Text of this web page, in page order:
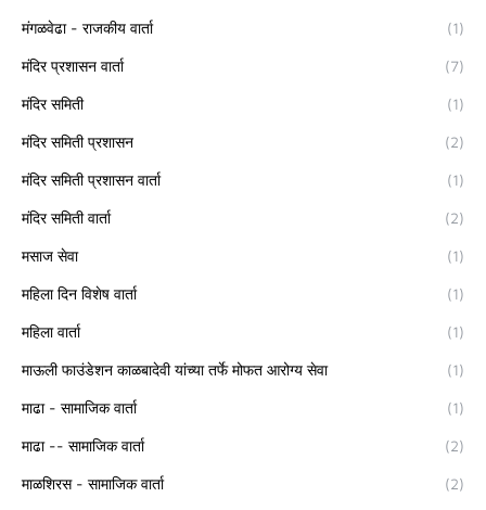
मंगळवेढा - राजकीय वार्ता (1)
मंदिर प्रशासन वार्ता (7)
मंदिर समिती (1)
मंदिर समिती प्रशासन (2)
मंदिर समिती प्रशासन वार्ता (1)
मंदिर समिती वार्ता (2)
मसाज सेवा (1)
महिला दिन विशेष वार्ता (1)
महिला वार्ता (1)
माऊली फाउंडेशन काळबादेवी यांच्या तर्फे मोफत आरोग्य सेवा (1)
माढा - सामाजिक वार्ता (1)
माढा -- सामाजिक वार्ता (2)
माळशिरस - सामाजिक वार्ता (2)